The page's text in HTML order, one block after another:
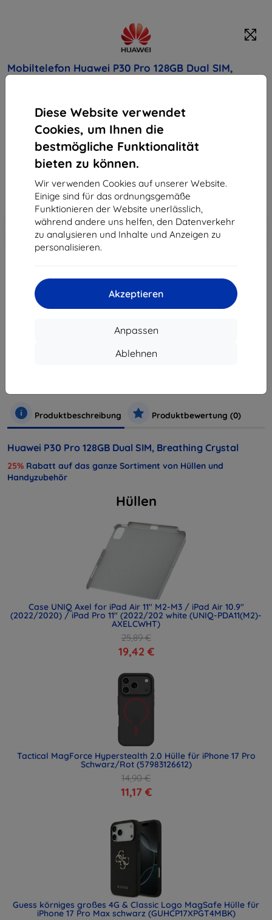
Diese Website verwendet
Cookies, um Ihnen die
bestmögliche Funktionalität
bieten zu können.
Wir verwenden Cookies auf unserer Website.
Einige sind für das ordnungsgemäße
Funktionieren der Website unerlässlich,
während andere uns helfen, den Datenverkehr
zu analysieren und Inhalte und Anzeigen zu
personalisieren.
Akzeptieren
Anpassen
Ablehnen
Mobiltelefon Huawei P30 Pro 128GB Dual SIM,
Kaufen Sie dieses Gerät und erhalten Sie
Rabatt
auf sämtliches Zubehör dafür!
Endpreis
713,90 €
642,51 €
-10%
Rabatt mit Gutschein
EXTRA10
In den
Warenkorb
ausverkauft
ausverkauft
Produktbeschreibung Produktbewertung (0)
Huawei P30 Pro 128GB Dual SIM, Breathing Crystal
25% Rabatt auf das ganze Sortiment von Hüllen und
Handyzubehör
Hüllen
Case UNIQ Axel for iPad Air 11" M2-M3 / iPad Air 10.9"
(2022/2020) / iPad Pro 11" (2022/202 white (UNIQ-PDA11(M2)-
AXELCWHT)
25,89 €
19,42 €
Tactical MagForce Hyperstealth 2.0 Hülle für iPhone 17 Pro
Schwarz/Rot (57983126612)
14,90 €
11,17 €
Guess körniges großes 4G & Classic Logo MagSafe Hülle für
iPhone 17 Pro Max schwarz (GUHCP17XPGT4MBK)